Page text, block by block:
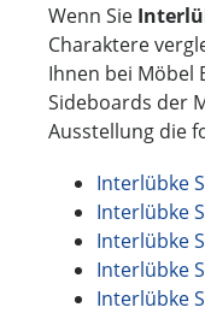
Wenn Sie
Charaktere
Ihnen bei Möbel
Sideboards der
Ausstellung die
Interlübke
Interlübke
Interlübke
Interlübke
Interlübke